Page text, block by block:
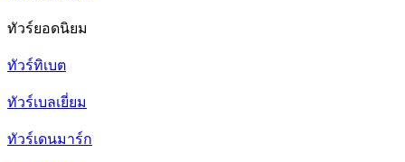
ทัวร์ยอดนิยม
ทัวร์ทิเบต
ทัวร์เบลเยี่ยม
ทัวร์เดนมาร์ก